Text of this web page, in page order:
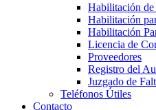
Habilitación
Habilitación
Habilitación
Licencia de
Proveedores
Registro del
Juzgado de
Teléfonos Útiles
Contacto